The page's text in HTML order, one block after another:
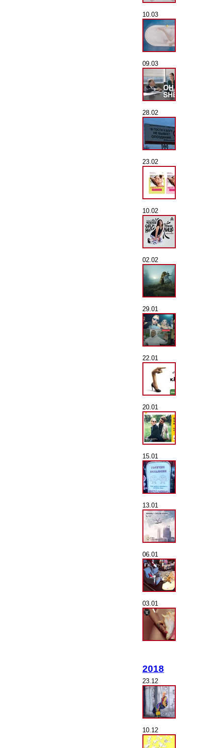
10.03
09.03
28.02
23.02
10.02
02.02
29.01
22.01
20.01
15.01
13.01
06.01
03.01
2018
23.12
10.12